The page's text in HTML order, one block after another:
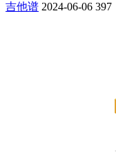
吉他谱 2024-06-06 397